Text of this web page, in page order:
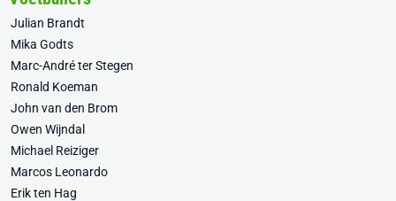
Julian Brandt
Mika Godts
Marc-André ter Stegen
Ronald Koeman
John van den Brom
Owen Wijndal
Michael Reiziger
Marcos Leonardo
Erik ten Hag